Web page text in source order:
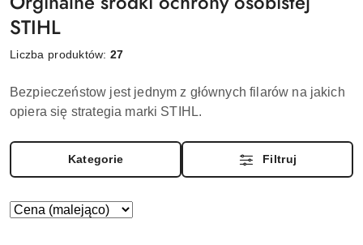
STIHL
Liczba produktów:27
Bezpieczeństow jest jednym z głównych filarów na jakich
opiera się strategia marki STIHL.
Kategorie Filtruj
Zastosowano
Sortuj